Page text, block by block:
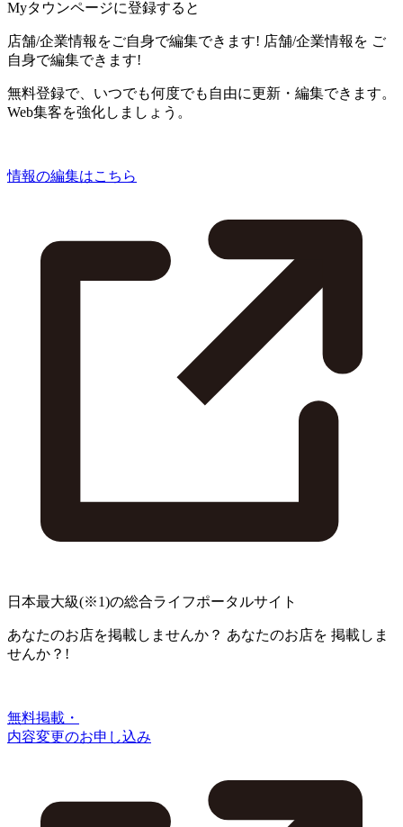
Myタウンページに登録すると
店舗/企業情報をご自身で編集できます! 店舗/企業情報を ご
自身で編集できます!
無料登録で、いつでも何度でも自由に更新・編集できます。
Web集客を強化しましょう。
情報の編集はこちら
日本最大級(※1)の総合ライフポータルサイト
あなたのお店を掲載しませんか？ あなたのお店を 掲載しま
せんか？!
無料掲載・
内容変更のお申し込み